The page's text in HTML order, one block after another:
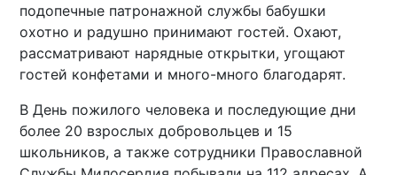
подопечные патронажной службы бабушки
охотно и радушно принимают гостей. Охают,
рассматривают нарядные открытки, угощают
гостей конфетами и много-много благодарят.
В День пожилого человека и последующие дни
более 20 взрослых добровольцев и 15
школьников, а также сотрудники Православной